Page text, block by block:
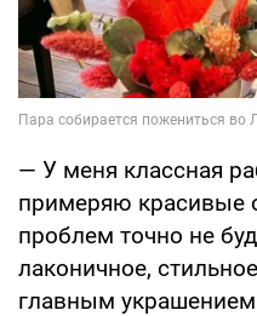
— У меня классная
примеряю красивые
проблем точно не
лаконичное,
главным